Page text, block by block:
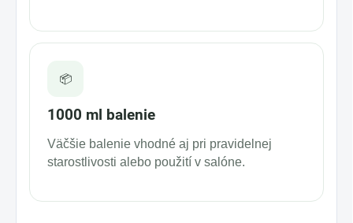
📦
1000 ml balenie
Väčšie balenie vhodné aj pri pravidelnej
starostlivosti alebo použití v salóne.